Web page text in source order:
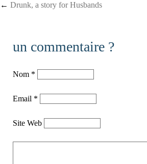
Post navigation
← Drunk, a story for Husbands
un commentaire ?
Nom *
Email *
Site Web